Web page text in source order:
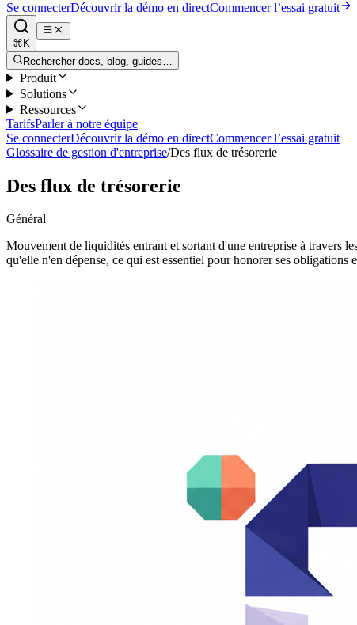
Se connecterDécouvrir la démo en directCommencer l’essai gratuit
⌘K
Rechercher docs, blog, guides…
Produit
Solutions
Ressources
TarifsParler à notre équipe
Se connecterDécouvrir la démo en directCommencer l’essai gratuit
Glossaire de gestion d'entreprise/Des flux de trésorerie
Des flux de trésorerie
Général
Mouvement de liquidités entrant et sortant d'une entreprise à travers
qu'elle n'en dépense, ce qui est essentiel pour honorer ses obligations